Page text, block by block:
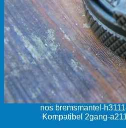
nos bremsmantel-
Kompatibel 2gang-